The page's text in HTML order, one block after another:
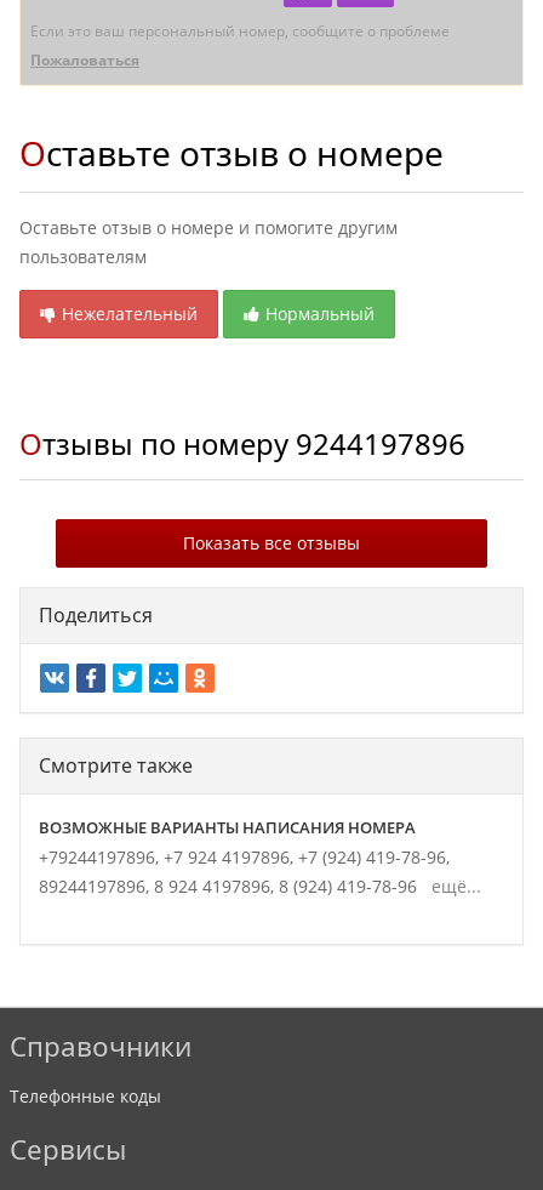
Если это ваш персональный номер, сообщите о проблеме
Пожаловаться
Оставьте отзыв о номере
Оставьте отзыв о номере и помогите другим
пользователям
Нежелательный Нормальный
Отзывы по номеру 9244197896
Показать все отзывы
Поделиться
Смотрите также
ВОЗМОЖНЫЕ ВАРИАНТЫ НАПИСАНИЯ НОМЕРА
+79244197896, +7 924 4197896, +7 (924) 419-78-96,
89244197896, 8 924 4197896, 8 (924) 419-78-96 ещё...
Справочники
Телефонные коды
Сервисы